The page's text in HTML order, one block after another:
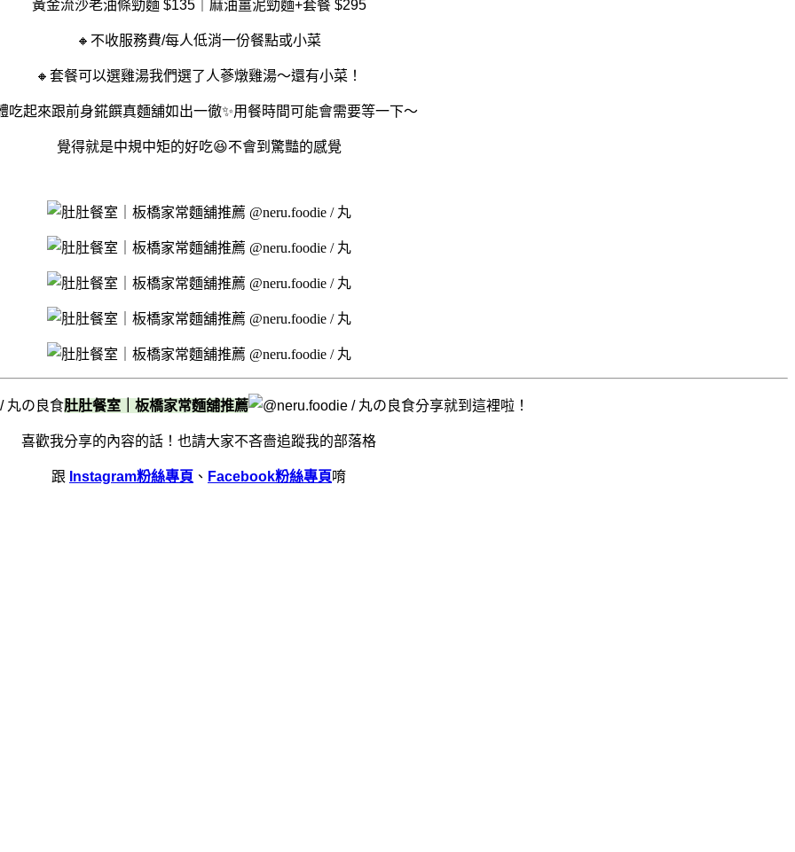
黃金流沙老油條勁麵 $135｜麻油薑泥勁麵+套餐 $295
🔸不收服務費/每人低消一份餐點或小菜
🔸套餐可以選雞湯我們選了人蔘燉雞湯～還有小菜！
吃起來跟前身錵饌真麵舖如出一徹✨用餐時間可能會需要等一下～
覺得就是中規中矩的好吃😆不會到驚豔的感覺
肚肚餐室｜板橋家常麵舖推薦 分享就到這裡啦！
喜歡我分享的內容的話！ 也請大家不吝嗇追蹤我的部落格
跟 Instagram粉絲專頁 、 Facebook粉絲專頁唷